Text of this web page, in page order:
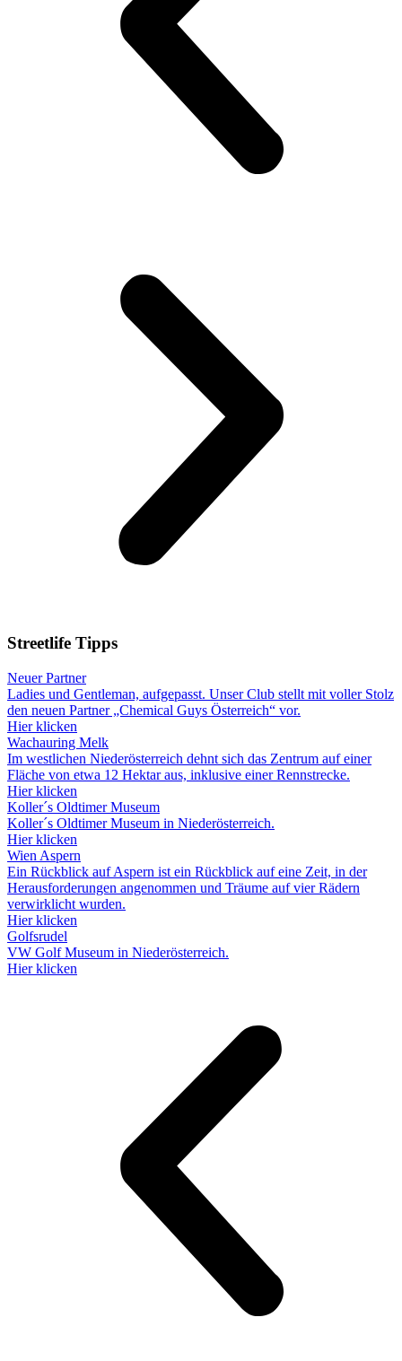
Streetlife Tipps
Neuer Partner
Ladies und Gentleman, aufgepasst. Unser Club stellt mit voller Stolz
den neuen Partner „Chemical Guys Österreich“ vor.
Hier klicken
Wachauring Melk
Im westlichen Niederösterreich dehnt sich das Zentrum auf einer
Fläche von etwa 12 Hektar aus, inklusive einer Rennstrecke.
Hier klicken
Koller´s Oldtimer Museum
Koller´s Oldtimer Museum in Niederösterreich.
Hier klicken
Wien Aspern
Ein Rückblick auf Aspern ist ein Rückblick auf eine Zeit, in der
Herausforderungen angenommen und Träume auf vier Rädern
verwirklicht wurden.
Hier klicken
Golfsrudel
VW Golf Museum in Niederösterreich.
Hier klicken